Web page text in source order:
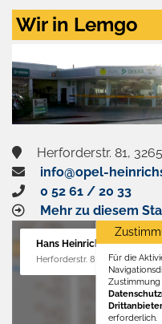
Wir in Lemgo
Herforderstr. 81,
info@opel-
0 52 61 / 20 33
Mehr zu diesem
Hans Heinrichs GmbH
Herforderstr. 81, 32657 Lemgo
Für die
Zustimmung
erforderlich.